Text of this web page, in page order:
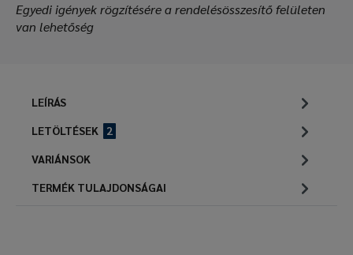
Egyedi igények rögzítésére a rendelésösszesítő felületen
van lehetőség
LEÍRÁS
LETÖLTÉSEK
2
VARIÁNSOK
TERMÉK TULAJDONSÁGAI